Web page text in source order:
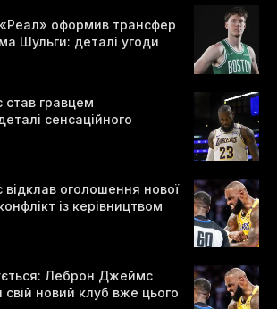
оформив трансфер
Шульги: деталі угоди
гравцем
сенсаційного
оголошення нової
із керівництвом
Леброн Джеймс
новий клуб вже цього